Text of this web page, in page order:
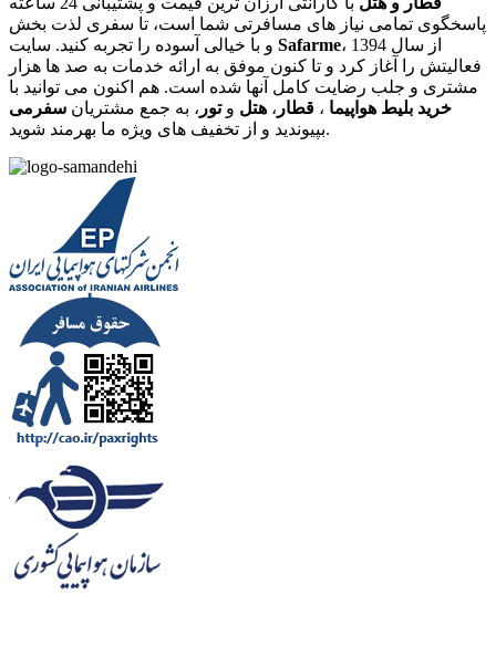
پاسخگوی تمامی نیاز های مسافرتی شما است، تا سفری لذت بخش
Safarme، از سال 1394
فعالیتش را آغاز کرد و تا کنون موفق به ارائه خدمات به صد ها هزار
مشتری و جلب رضایت کامل آنها شده است. هم اکنون می توانید با
خرید بلیط هواپیما ، قطار ، هتل وتور ، به جمع مشتریان سفرمی
بپیوندید و از تخفیف های ویژه ما بهرمند شوید.